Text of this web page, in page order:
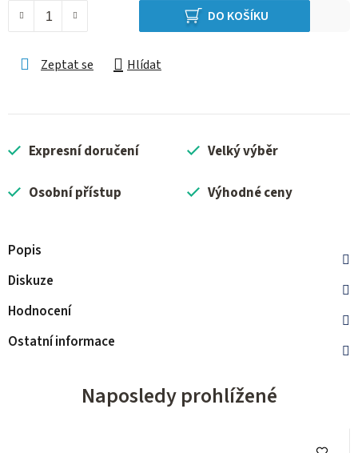
DO KOŠÍKU
Zeptat se Hlídat
Expresní doručení Velký výběr
Osobní přístup Výhodné ceny
Popis
Diskuze
Hodnocení
Ostatní informace
Naposledy prohlížené